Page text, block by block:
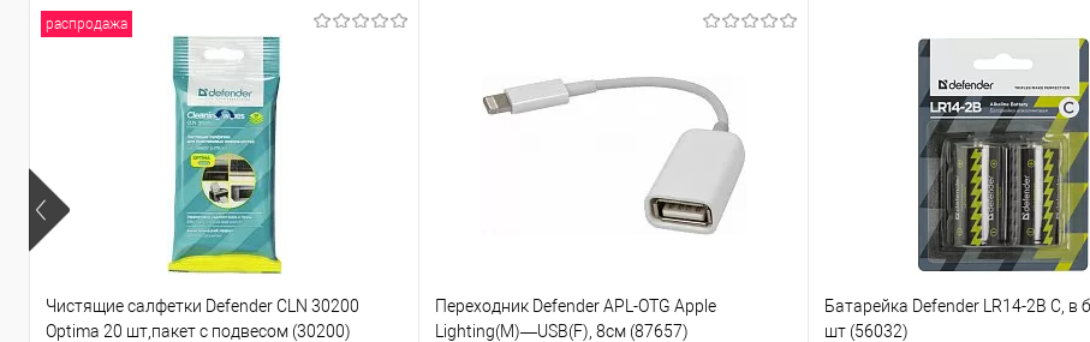
распродажа
Чистящие салфетки Defender CLN 30200
Optima 20 шт,пакет с подвесом (30200)
Переходник Defender APL-OTG Apple
Lighting(M)—USB(F), 8см (87657)
Батарейка Defender LR14-2B C, в
шт (56032)